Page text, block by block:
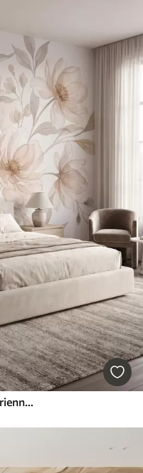
Peintures murales Des pivoines aériennes aux douces nuances de beige poudré